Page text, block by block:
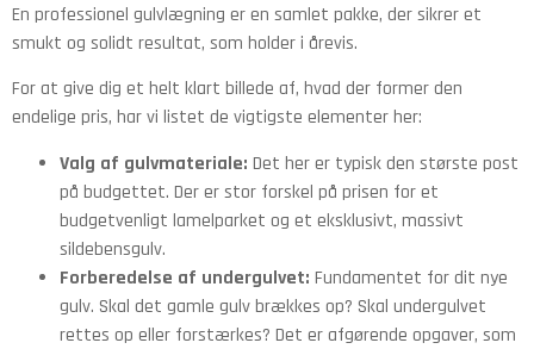
En professionel gulvlægning er en samlet pakke, der sikrer et
smukt og solidt resultat, som holder i årevis.
For at give dig et helt klart billede af, hvad der former den
endelige pris, har vi listet de vigtigste elementer her:
Valg af gulvmateriale: Det her er typisk den største post
på budgettet. Der er stor forskel på prisen for et
budgetvenligt lamelparket og et eksklusivt, massivt
sildebensgulv.
Forberedelse af undergulvet: Fundamentet for dit nye
gulv. Skal det gamle gulv brækkes op? Skal undergulvet
rettes op eller forstærkes? Det er afgørende opgaver, som